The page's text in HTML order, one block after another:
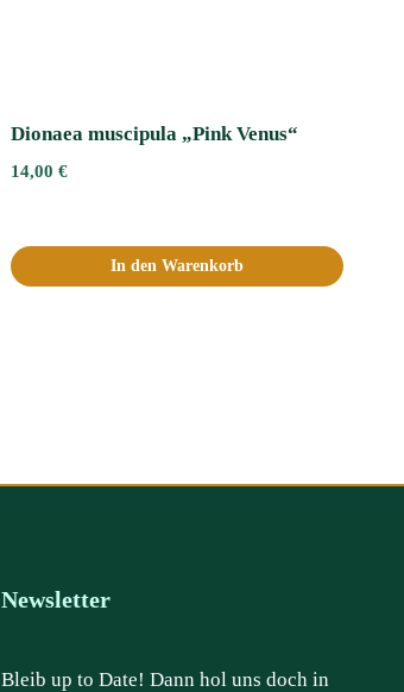
Dionaea muscipula „Pink Venus“
14,00 €
In den Warenkorb
Newsletter
Bleib up to Date! Dann hol uns doch in